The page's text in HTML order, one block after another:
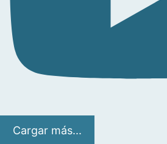
Cargar más...